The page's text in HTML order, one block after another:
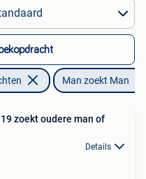
Man zoekt Man
zoekt oudere man of
Details